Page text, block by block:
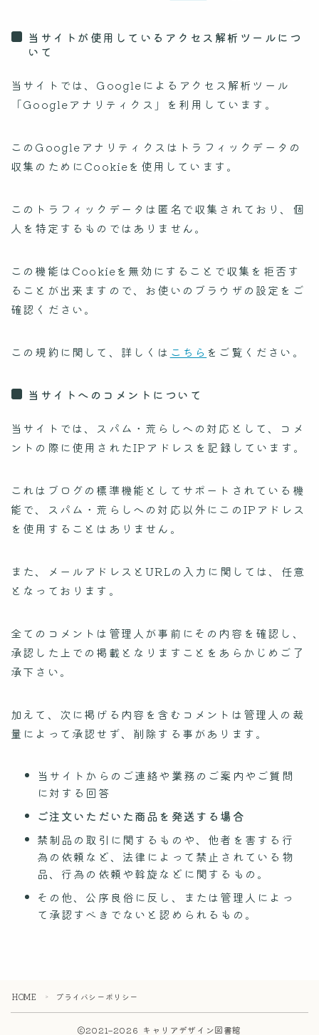
当サイトが使用しているアクセス解析ツールにつ
いて
当サイトでは、Googleによるアクセス解析ツール
「Googleアナリティクス」を利用しています。
このGoogleアナリティクスはトラフィックデータの
収集のためにCookieを使用しています。
このトラフィックデータは匿名で収集されており、個
人を特定するものではありません。
この機能はCookieを無効にすることで収集を拒否す
ることが出来ますので、お使いのブラウザの設定をご
確認ください。
この規約に関して、詳しくは こちら をご覧ください。
当サイトへのコメントについて
当サイトでは、スパム・荒らしへの対応として、コメ
ントの際に使用されたIPアドレスを記録しています。
これはブログの標準機能としてサポートされている機
能で、スパム・荒らしへの対応以外にこのIPアドレス
を使用することはありません。
また、メールアドレスとURLの入力に関しては、任意
となっております。
全てのコメントは管理人が事前にその内容を確認し、
承認した上での掲載となりますことをあらかじめご了
承下さい。
加えて、次に掲げる内容を含むコメントは管理人の裁
量によって承認せず、削除する事があります。
当サイトからのご連絡や業務のご案内やご質問
に対する回答
ご注文いただいた商品を発送する場合
禁制品の取引に関するものや、他者を害する行
為の依頼など、法律によって禁止されている物
品、行為の依頼や斡旋などに関するもの。
その他、公序良俗に反し、または管理人によっ
て承認すべきでないと認められるもの。
HOME ＞ プライバシーポリシー
2021–2026 キャリアデザイン図書館